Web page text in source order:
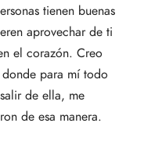
tienen buenas
aprovechar de ti
el corazón. Creo
para mí todo
de ella, me
de esa manera.